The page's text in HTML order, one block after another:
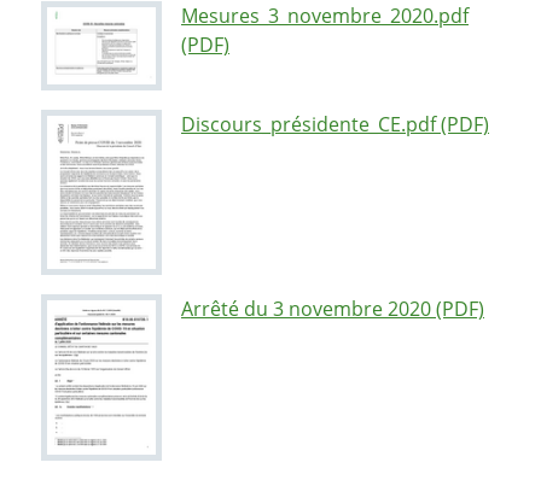
Mesures_3_novembre_2020.pdf
(PDF)
Discours_présidente_CE.pdf (PDF)
Arrêté du 3 novembre 2020 (PDF)